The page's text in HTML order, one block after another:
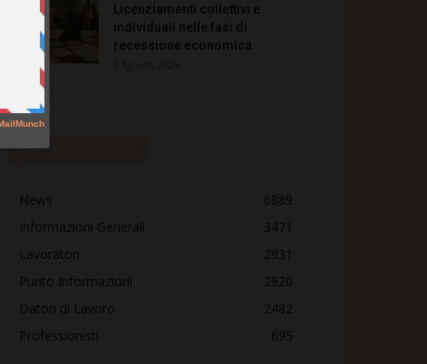
Licenziamenti collettivi e
individuali nelle fasi di
recessione economica
Categorie popolari
News
6889
Informazioni Generali
3471
Lavoratori
2931
Punto Informazioni
2920
Datori di Lavoro
2482
Professionisti
695